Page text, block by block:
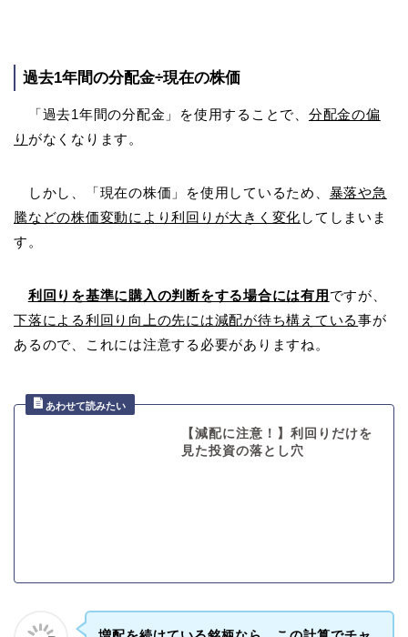
過去1年間の分配金÷現在の株価
「過去1年間の分配金」を使用することで、 分配金の偏
り がなくなります。
しかし、「現在の株価」を使用しているため、 暴落や急
騰などの株価変動により利回りが大きく変化 してしまいま
す。
利回りを基準に購入の判断をする場合には有用 ですが、
下落による利回り向上の先には減配が待ち構えている事が
あるので、これには注意する必要がありますね。
【減配に注意！】利回りだけを
見た投資の落とし穴